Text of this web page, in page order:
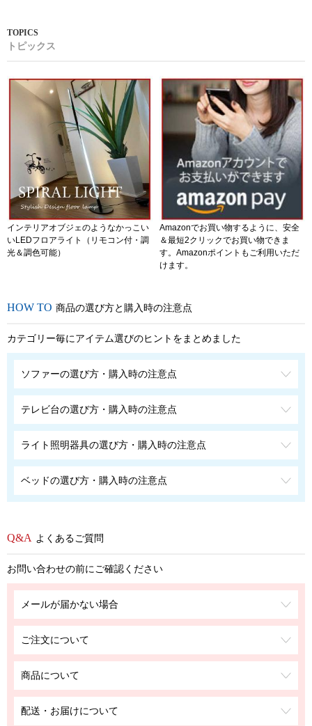
トピックス
インテリアオブジェのようなかっこい
いLEDフロアライト（リモコン付・調
光＆調色可能）
Amazonでお買い物するように、安全
＆最短2クリックでお買い物できま
す。Amazonポイントもご利用いただ
けます。
商品の選び方と購入時の注意点
カテゴリー毎にアイテム選びのヒントをまとめました
ソファーの選び方・購入時の注意点
テレビ台の選び方・購入時の注意点
ライト照明器具の選び方・購入時の注意点
ベッドの選び方・購入時の注意点
よくあるご質問
お問い合わせの前にご確認ください
メールが届かない場合
ご注文について
商品について
配送・お届けについて